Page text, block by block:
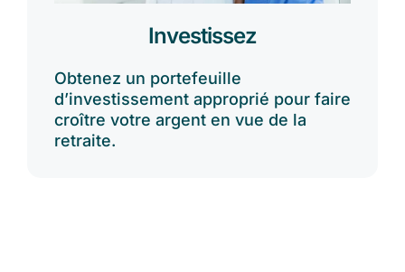
Investissez
Obtenez un portefeuille
d’investissement approprié pour faire
croître votre argent en vue de la
retraite.